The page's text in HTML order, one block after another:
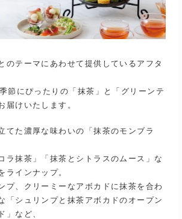
のテーマにあわせて提供しているアフタ
節にぴったりの「抹茶」と「グリーンテ
届けいたします。
てた濃厚な味わいの「抹茶のモンブラ
ラ抹茶」「抹茶とシトラスのムース」な
ラインナップ。
プ、クリーミーなアボカドに抹茶を合わ
「シュリンプと抹茶アボカドのオープン
」など、